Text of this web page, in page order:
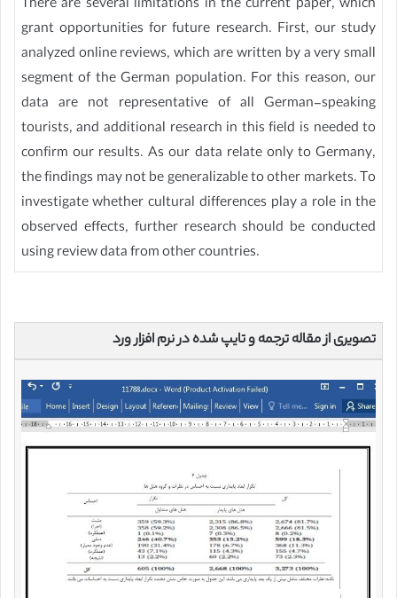
There are several limitations in the current paper, which
grant opportunities for future research. First, our study
analyzed online reviews, which are written by a very small
segment of the German population. For this reason, our
data are not representative of all German-speaking
tourists, and additional research in this field is needed to
confirm our results. As our data relate only to Germany,
the findings may not be generalizable to other markets. To
investigate whether cultural differences play a role in the
observed effects, further research should be conducted
using review data from other countries.
تصویری از مقاله ترجمه و تایپ شده در نرم افزار ورد